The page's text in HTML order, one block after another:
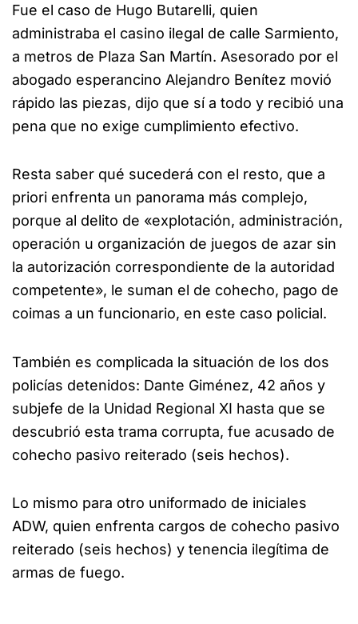
Fue el caso de Hugo Butarelli, quien
administraba el casino ilegal de calle Sarmiento,
a metros de Plaza San Martín. Asesorado por el
abogado esperancino Alejandro Benítez movió
rápido las piezas, dijo que sí a todo y recibió una
pena que no exige cumplimiento efectivo.
Resta saber qué sucederá con el resto, que a
priori enfrenta un panorama más complejo,
porque al delito de «explotación, administración,
operación u organización de juegos de azar sin
la autorización correspondiente de la autoridad
competente», le suman el de cohecho, pago de
coimas a un funcionario, en este caso policial.
También es complicada la situación de los dos
policías detenidos: Dante Giménez, 42 años y
subjefe de la Unidad Regional XI hasta que se
descubrió esta trama corrupta, fue acusado de
cohecho pasivo reiterado (seis hechos).
Lo mismo para otro uniformado de iniciales
ADW, quien enfrenta cargos de cohecho pasivo
reiterado (seis hechos) y tenencia ilegítima de
armas de fuego.